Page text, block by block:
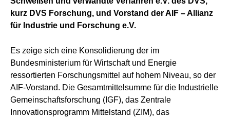
kurz DVS Forschung, und Vorstand der AIF – Allianz
für Industrie und Forschung e.V.
Es zeige sich eine Konsolidierung der im
Bundesministerium für Wirtschaft und Energie
ressortierten Forschungsmittel auf hohem Niveau, so der
AIF-Vorstand. Die Gesamtmittelsumme für die Industrielle
Gemeinschaftsforschung (IGF), das Zentrale
Innovationsprogramm Mittelstand (ZIM), das